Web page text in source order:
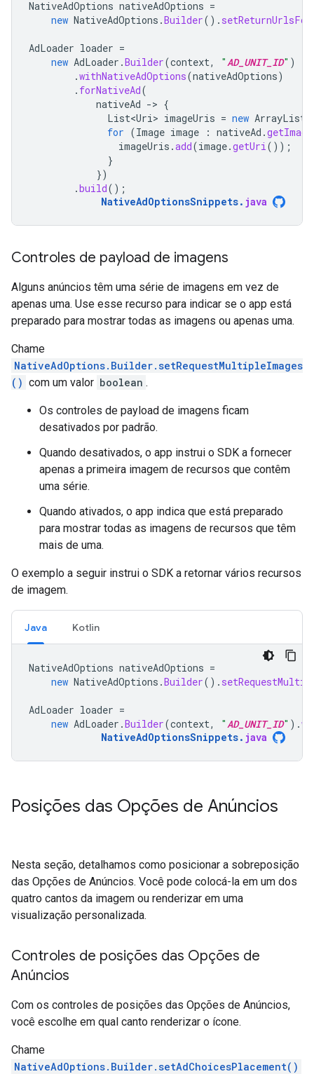
NativeAdOptions nativeAdOptions =
new NativeAdOptions .Builder().
AdLoader loader =
new AdLoader .Builder(context, "AD_UNIT_ID" )
.withNativeAdOptions(nativeAdOptions)
. forNativeAd(
nativeAd -> {
List<Uri> imageUris = new ArrayList
for (Image image : nativeAd .
imageUris .add(image.getUri());
}
})
.build();
NativeAdOptionsSnippets. java
Controles de payload de imagens
Alguns anúncios têm uma série de imagens em vez de
apenas uma. Use esse recurso para indicar se o app está
preparado para mostrar todas as imagens ou apenas uma.
Chame
NativeAdOptions.Builder.setRequestMultipleImages
() com um valor boolean .
Os controles de payload de imagens ficam
desativados por padrão.
Quando desativados, o app instrui o SDK a fornecer
apenas a primeira imagem de recursos que contêm
uma série.
Quando ativados, o app indica que está preparado
para mostrar todas as imagens de recursos que têm
mais de uma.
O exemplo a seguir instrui o SDK a retornar vários recursos
de imagem.
Java Kotlin
NativeAdOptions nativeAdOptions =
new NativeAdOptions .Builder().
AdLoader loader =
new AdLoader .Builder(context, "AD_UNIT_ID" ).
NativeAdOptionsSnippets. java
Posições das Opções de Anúncios
Nesta seção, detalhamos como posicionar a sobreposição
das Opções de Anúncios. Você pode colocá-la em um dos
quatro cantos da imagem ou renderizar em uma
visualização personalizada.
Controles de posições das Opções de
Anúncios
Com os controles de posições das Opções de Anúncios,
você escolhe em qual canto renderizar o ícone.
Chame
NativeAdOptions.Builder.setAdChoicesPlacement()